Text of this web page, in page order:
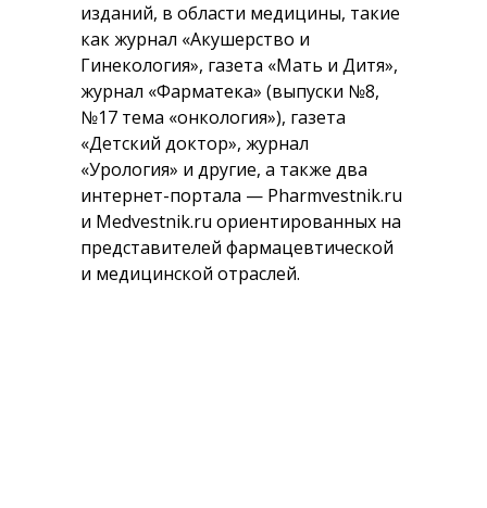
изданий, в области медицины, такие
как журнал «Акушерство и
Гинекология», газета «Мать и Дитя»,
журнал «Фарматека» (выпуски №8,
№17 тема «онкология»), газета
«Детский доктор», журнал
«Урология» и другие, а также два
интернет-портала — Pharmvestnik.ru
и Medvestnik.ru ориентированных на
представителей фармацевтической
и медицинской отраслей.